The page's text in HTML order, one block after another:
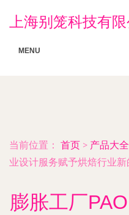
上海别笼科技有限
MENU
当前位置： 首页 > 产品大全
业设计服务赋予烘焙行业
膨胀工厂